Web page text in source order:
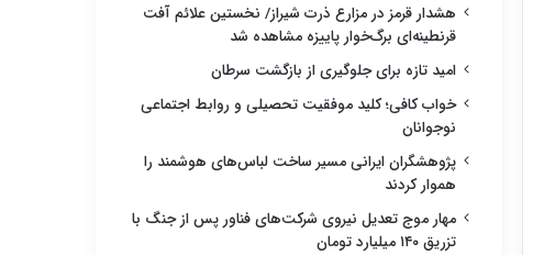
هشدار قرمز در مزارع ذرت شیراز/ نخستین علائم آفت
قرنطینه‌ای برگ‌خوار پاییزه مشاهده شد
امید تازه برای جلوگیری از بازگشت سرطان
خواب کافی؛ کلید موفقیت تحصیلی و روابط اجتماعی
نوجوانان
پژوهشگران ایرانی مسیر ساخت لباس‌های هوشمند را
هموار کردند
مهار موج تعدیل نیروی شرکت‌های فناور پس از جنگ با
تزریق ۱۴۰ میلیارد تومان